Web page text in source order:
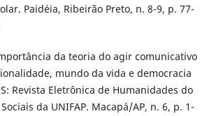
Paidéia, Ribeirão Preto, n. 8-9, p. 77-
da teoria do agir comunicativo
mundo da vida e democracia
Revista Eletrônica de Humanidades do
da UNIFAP. Macapá/AP, n. 6, p. 1-